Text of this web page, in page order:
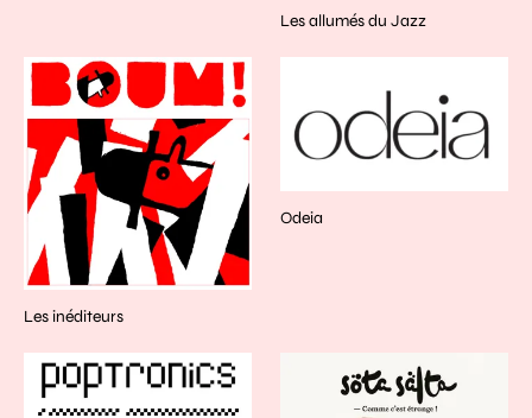
Les allumés du Jazz
Les inéditeurs
Odeia